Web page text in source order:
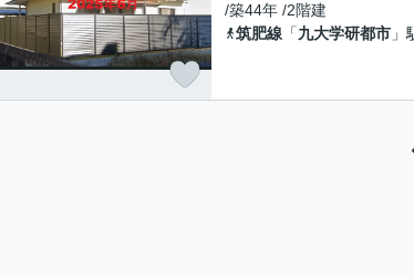
/築44年 /2階建
筑肥線 「九大学研都市 」